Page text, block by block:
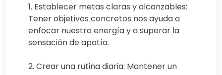
1. Establecer metas claras y alcanzables:
Tener objetivos concretos nos ayuda a
enfocar nuestra energía y a superar la
sensación de apatía.
2. Crear una rutina diaria: Mantener un